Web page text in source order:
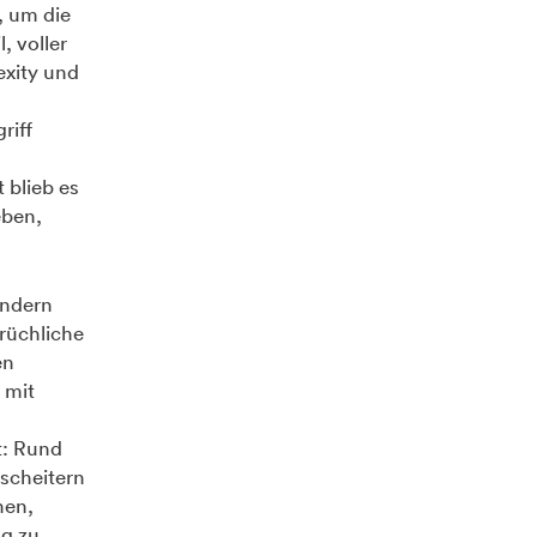
um die
voller
und
blieb es
mit
Rund